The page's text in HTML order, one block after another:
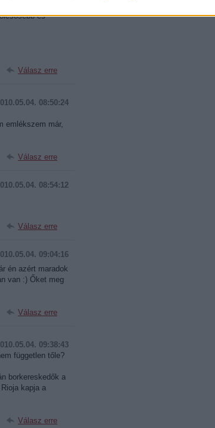
kategóriában)
és
Válasz erre
08:50:24
emlékszem már,
Válasz erre
08:54:12
Válasz erre
09:04:16
én azért maradok
van :) Őket meg
Válasz erre
09:38:43
független tőle?
borkereskedők a
kapja a
Válasz erre